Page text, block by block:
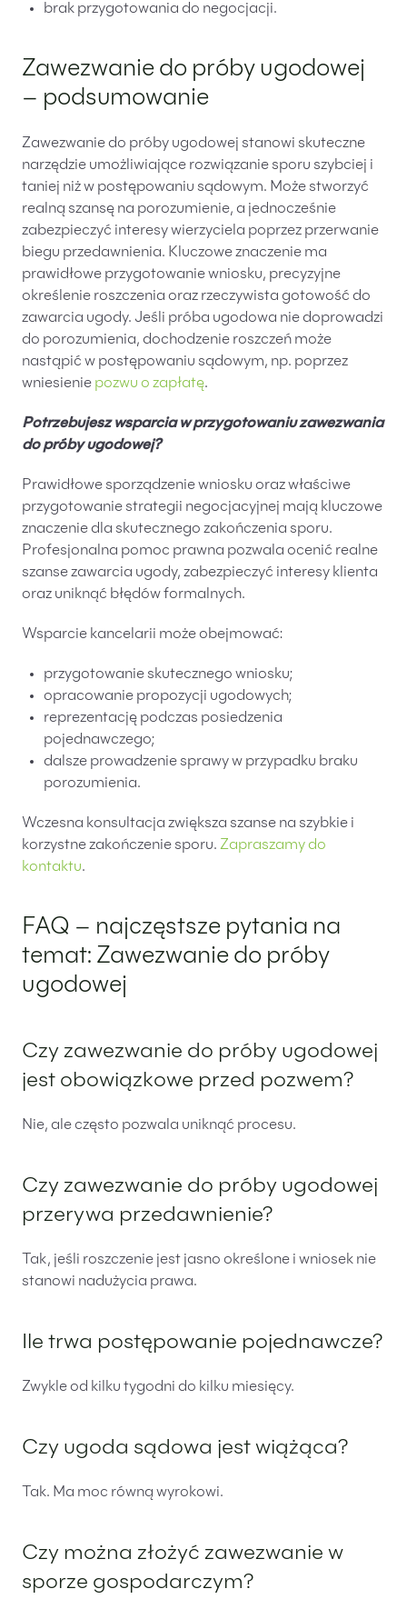
brak przygotowania do negocjacji.
Zawezwanie do próby ugodowej
– podsumowanie
Zawezwanie do próby ugodowej stanowi skuteczne
narzędzie umożliwiające rozwiązanie sporu szybciej i
taniej niż w postępowaniu sądowym. Może stworzyć
realną szansę na porozumienie, a jednocześnie
zabezpieczyć interesy wierzyciela poprzez przerwanie
biegu przedawnienia. Kluczowe znaczenie ma
prawidłowe przygotowanie wniosku, precyzyjne
określenie roszczenia oraz rzeczywista gotowość do
zawarcia ugody. Jeśli próba ugodowa nie doprowadzi
do porozumienia, dochodzenie roszczeń może
nastąpić w postępowaniu sądowym, np. poprzez
wniesienie pozwu o zapłatę.
Potrzebujesz wsparcia w przygotowaniu zawezwania
do próby ugodowej?
Prawidłowe sporządzenie wniosku oraz właściwe
przygotowanie strategii negocjacyjnej mają kluczowe
znaczenie dla skutecznego zakończenia sporu.
Profesjonalna pomoc prawna pozwala ocenić realne
szanse zawarcia ugody, zabezpieczyć interesy klienta
oraz uniknąć błędów formalnych.
Wsparcie kancelarii może obejmować:
przygotowanie skutecznego wniosku;
opracowanie propozycji ugodowych;
reprezentację podczas posiedzenia
pojednawczego;
dalsze prowadzenie sprawy w przypadku braku
porozumienia.
Wczesna konsultacja zwiększa szanse na szybkie i
korzystne zakończenie sporu. Zapraszamy do
kontaktu.
FAQ – najczęstsze pytania na
temat: Zawezwanie do próby
ugodowej
Czy zawezwanie do próby ugodowej
jest obowiązkowe przed pozwem?
Nie, ale często pozwala uniknąć procesu.
Czy zawezwanie do próby ugodowej
przerywa przedawnienie?
Tak, jeśli roszczenie jest jasno określone i wniosek nie
stanowi nadużycia prawa.
Ile trwa postępowanie pojednawcze?
Zwykle od kilku tygodni do kilku miesięcy.
Czy ugoda sądowa jest wiążąca?
Tak. Ma moc równą wyrokowi.
Czy można złożyć zawezwanie w
sporze gospodarczym?